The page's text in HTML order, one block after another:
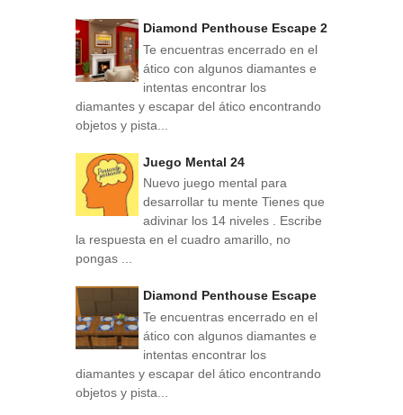
Diamond Penthouse Escape 2
Te encuentras encerrado en el
ático con algunos diamantes e
intentas encontrar los
diamantes y escapar del ático encontrando
objetos y pista...
Juego Mental 24
Nuevo juego mental para
desarrollar tu mente Tienes que
adivinar los 14 niveles . Escribe
la respuesta en el cuadro amarillo, no
pongas ...
Diamond Penthouse Escape
Te encuentras encerrado en el
ático con algunos diamantes e
intentas encontrar los
diamantes y escapar del ático encontrando
objetos y pista...